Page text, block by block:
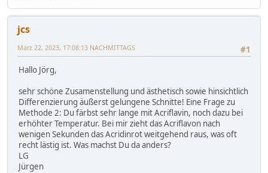
jcs
#1
März 22, 2023, 17:08:13 NACHMITTAGS
Hallo Jörg,
sehr schöne Zusamenstellung und ästhetisch sowie hinsichtlich
Differenzierung äußerst gelungene Schnitte! Eine Frage zu
Methode 2: Du färbst sehr lange mit Acriflavin, noch dazu bei
erhöhter Temperatur. Bei mir zieht das Acriflavon nach
wenigen Sekunden das Acridinrot weitgehend raus, was oft
recht lästig ist. Was machst Du da anders?
LG
Jürgen